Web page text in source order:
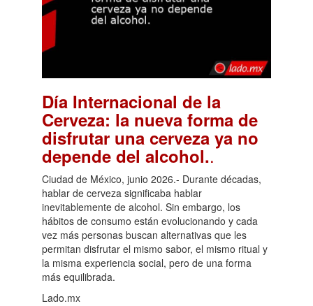
Día Internacional de la
Cerveza: la nueva forma de
disfrutar una cerveza ya no
depende del alcohol..
Ciudad de México, junio 2026.- Durante décadas,
hablar de cerveza significaba hablar
inevitablemente de alcohol. Sin embargo, los
hábitos de consumo están evolucionando y cada
vez más personas buscan alternativas que les
permitan disfrutar el mismo sabor, el mismo ritual y
la misma experiencia social, pero de una forma
más equilibrada.
Lado.mx